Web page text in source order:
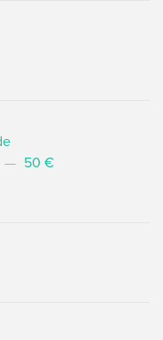
— 50 €